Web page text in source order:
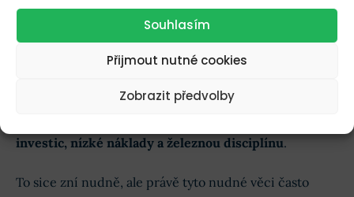
Souhlasím
Přijmout nutné cookies
Zobrazit předvolby
jakoúčinná ochrana před tím, aby jediná chyba zničila
úplně celé vaše portfolio.
Gigant v oblasti pasivní správy peněz,
svých investičních principech dlouhodobě zdůrazňuje
investic, nízké náklady a železnou disciplínu.
To sice zní nudně, ale právě tyto nudné věci často